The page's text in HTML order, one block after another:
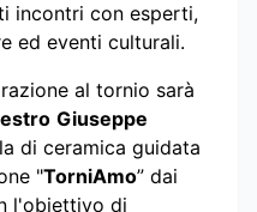
incontri con esperti,
ed eventi culturali.
al tornio sarà
Giuseppe
di ceramica guidata
"TorniAmo” dai
l'obiettivo di